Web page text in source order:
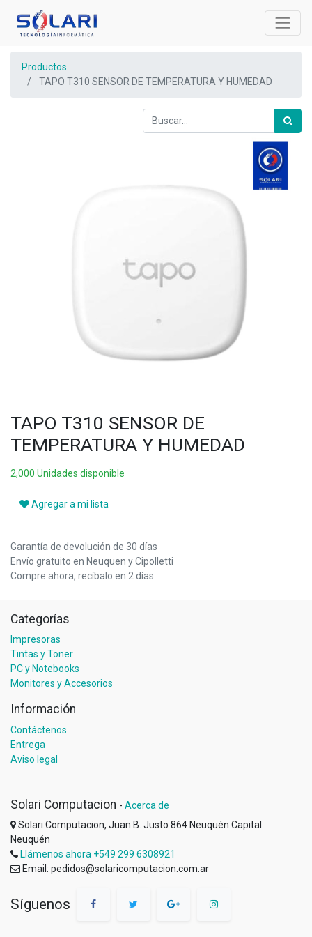
Productos
TAPO T310 SENSOR DE TEMPERATURA Y HUMEDAD
TAPO T310 SENSOR DE
TEMPERATURA Y HUMEDAD
2,000 Unidades disponible
Agregar a mi lista
Garantía de devolución de 30 días
Envío gratuito en Neuquen y Cipolletti
Compre ahora, recíbalo en 2 días.
Categorías
Impresoras
Tintas y Toner
PC y Notebooks
Monitores y Accesorios
Información
Contáctenos
Entrega
Aviso legal
Solari Computacion - Acerca de
Solari Computacion, Juan B. Justo 864 Neuquén Capital
Neuquén
Llámenos ahora +549 299 6308921
Email: pedidos@solaricomputacion.com.ar
Síguenos